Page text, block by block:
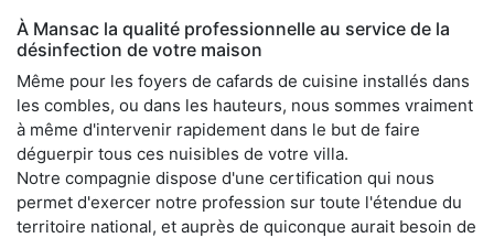
À Mansac la qualité professionnelle au service de la
désinfection de votre maison
Même pour les foyers de cafards de cuisine installés dans
les combles, ou dans les hauteurs, nous sommes vraiment
à même d'intervenir rapidement dans le but de faire
déguerpir tous ces nuisibles de votre villa.
Notre compagnie dispose d'une certification qui nous
permet d'exercer notre profession sur toute l'étendue du
territoire national, et auprès de quiconque aurait besoin de